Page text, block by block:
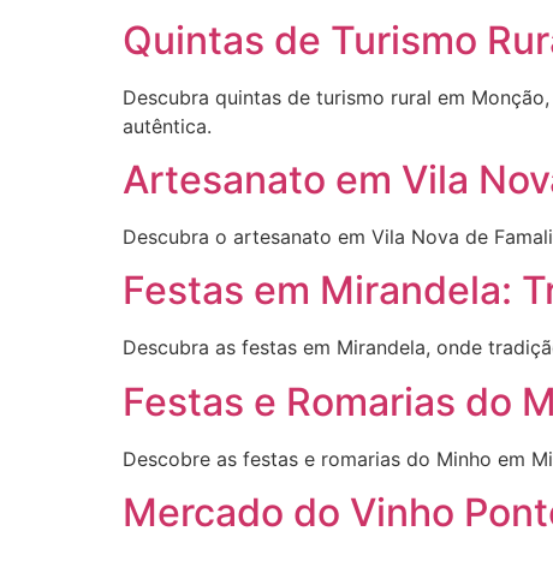
Quintas de Turismo
Descubra quintas de turismo rural em
autêntica.
Artesanato em Vila
Descubra o artesanato em Vila Nova de
Festas em Mirandela:
Descubra as festas em Mirandela, onde
Festas e Romarias do
Descobre as festas e romarias do Minho em
Mercado do Vinho